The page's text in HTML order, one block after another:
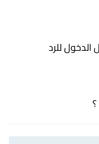
للرد